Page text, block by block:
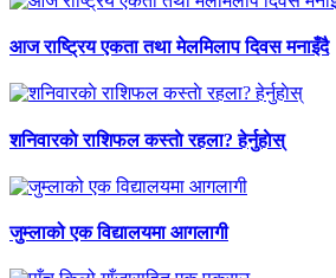
आज राष्ट्रिय एकता तथा मेलमिलाप दिवस मनाइँदै
शनिवारकाे राशिफल कस्ताे रहला? हेर्नुहाेस्
जुम्लाको एक विद्यालयमा आगलागी